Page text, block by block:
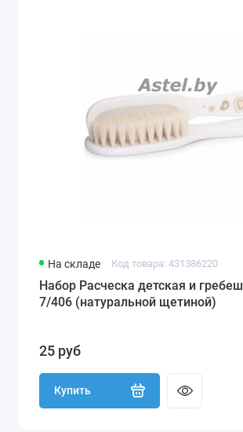
На складе Код товара: 431386220
Набор Расческа детская и
7/406 (натуральной щетиной)
25 руб
Купить